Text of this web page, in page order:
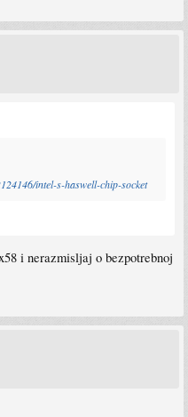
intel-s-haswell-chip-socket
i nerazmisljaj o bezpotrebnoj